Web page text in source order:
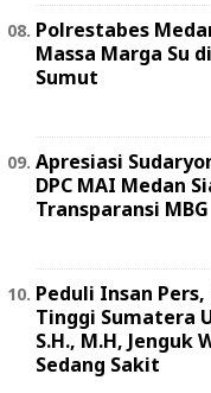
Polrestabes
Massa Marga Su
Sumut
Apresiasi
DPC MAI Medan
Transparansi MBG
Peduli Insan
Tinggi Sumatera
S.H., M.H, Jenguk
Sedang Sakit